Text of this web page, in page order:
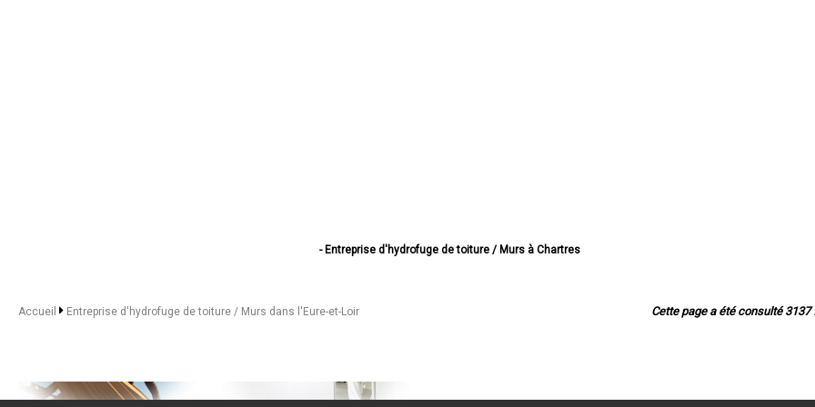
- Entreprise d'hydrofuge de toiture / Murs à Chartres
- Entreprise d'hydrofuge de toiture / Murs à Vernouillet
- Entreprise d'hydrofuge de toiture / Murs à Épernon
- Entreprise d'hydrofuge de toiture / Murs à Lèves
Cette page a été consulté 3137
Accueil Entreprise d'hydrofuge de toiture / Murs dans l'Eure-et-Loir